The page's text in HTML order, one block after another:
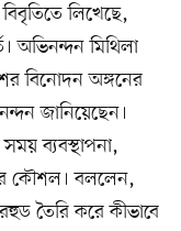
লিখেছে,
অভিনন্দন মিথিলা
বিনোদন অঙ্গনের
জানিয়েছেন।
ব্যবস্থাপনা,
কৌশল। বললেন,
তৈরি করে কীভাবে